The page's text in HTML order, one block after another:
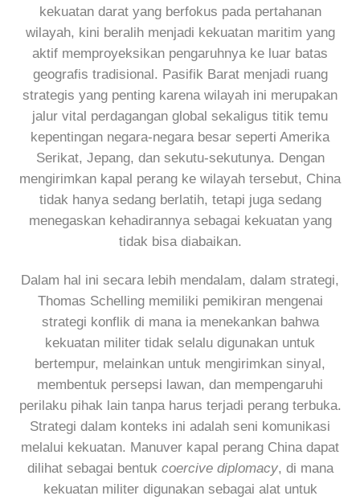
kekuatan darat yang berfokus pada pertahanan
wilayah, kini beralih menjadi kekuatan maritim yang
aktif memproyeksikan pengaruhnya ke luar batas
geografis tradisional. Pasifik Barat menjadi ruang
strategis yang penting karena wilayah ini merupakan
jalur vital perdagangan global sekaligus titik temu
kepentingan negara-negara besar seperti Amerika
Serikat, Jepang, dan sekutu-sekutunya. Dengan
mengirimkan kapal perang ke wilayah tersebut, China
tidak hanya sedang berlatih, tetapi juga sedang
menegaskan kehadirannya sebagai kekuatan yang
tidak bisa diabaikan.
Dalam hal ini secara lebih mendalam, dalam strategi,
Thomas Schelling memiliki pemikiran mengenai
strategi konflik di mana ia menekankan bahwa
kekuatan militer tidak selalu digunakan untuk
bertempur, melainkan untuk mengirimkan sinyal,
membentuk persepsi lawan, dan mempengaruhi
perilaku pihak lain tanpa harus terjadi perang terbuka.
Strategi dalam konteks ini adalah seni komunikasi
melalui kekuatan. Manuver kapal perang China dapat
dilihat sebagai bentuk coercive diplomacy, di mana
kekuatan militer digunakan sebagai alat untuk